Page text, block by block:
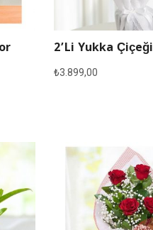
2’li Yukka Çiçeği
₺3.899,00